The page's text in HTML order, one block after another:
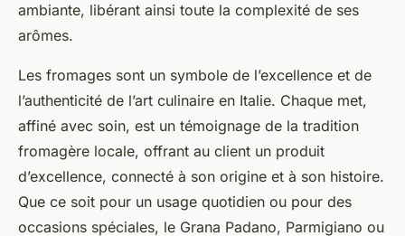
ambiante, libérant ainsi toute la complexité de ses
arômes.
Les fromages sont un symbole de l’excellence et de
l’authenticité de l’art culinaire en Italie. Chaque met,
affiné avec soin, est un témoignage de la tradition
fromagère locale, offrant au client un produit
d’excellence, connecté à son origine et à son histoire.
Que ce soit pour un usage quotidien ou pour des
occasions spéciales, le Grana Padano, Parmigiano ou